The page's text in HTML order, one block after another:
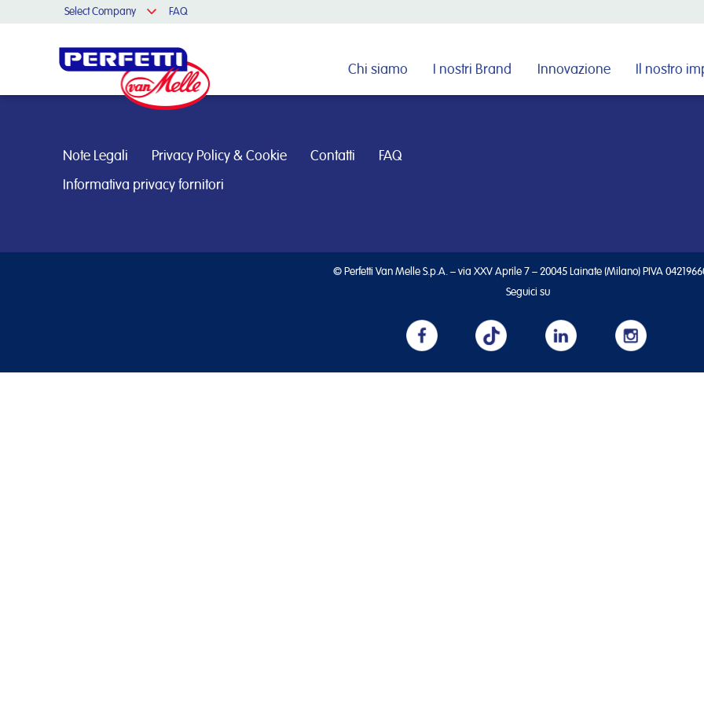
Select Company FAQ
Chi siamo I nostri Brand Innovazione Il nostro
Cerca nel sito
Note Legali Privacy Policy & Cookie Contatti FAQ
Informativa privacy fornitori
© Perfetti Van Melle S.p.A. – via XXV Aprile 7 – 20045 Lainate (Milano) PIVA
Seguici su